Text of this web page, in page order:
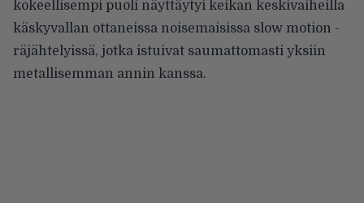
kokeellisempi puoli näyttäytyi keikan keskivaiheilla
käskyvallan ottaneissa noisemaisissa slow motion -
räjähtelyissä, jotka istuivat saumattomasti yksiin
metallisemman annin kanssa.